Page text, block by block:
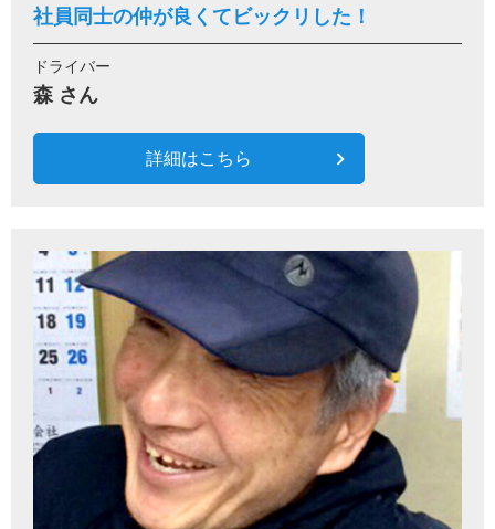
社員同士の仲が良くてビックリした！
ドライバー
森 さん
詳細はこちら